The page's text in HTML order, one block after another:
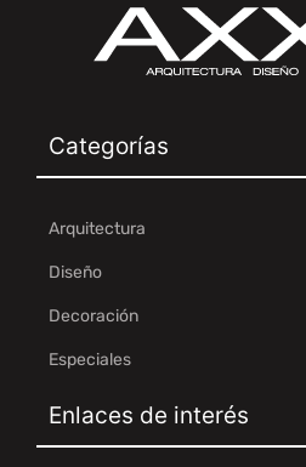
Categorías
Arquitectura
Diseño
Decoración
Especiales
Enlaces de interés